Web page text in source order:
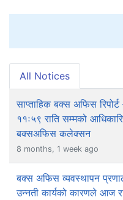
All Notices
साप्ताहिक बक्स अफिस
११ः५९ राति सम्मको
बक्सअफिस कलेक्सन
8 months, 1 week ago
बक्स अफिस व्यवस्थापन
उन्नती कार्यको कारणले आज